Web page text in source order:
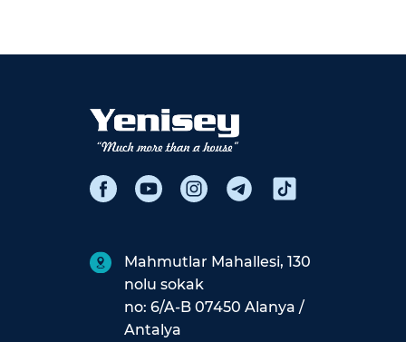
Mahmutlar Mahallesi, 130
nolu sokak
no: 6/A-B 07450 Alanya /
Antalya